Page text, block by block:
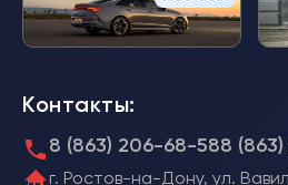
Контакты:
8 (863) 206-68-588
г. Ростов-на-Дону, ул.